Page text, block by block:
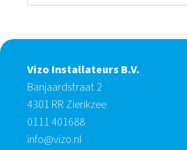
Vizo Installateurs B.V.
Banjaardstraat 2
4301 RR Zierikzee
0111 401688
info@vizo.nl